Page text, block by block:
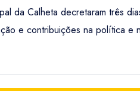
da Calheta decretaram três
e contribuições na política e